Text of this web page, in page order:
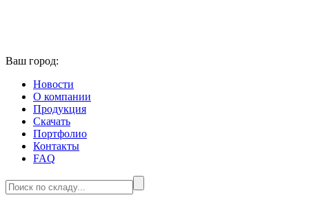
Ваш город:
Новости
О компании
Продукция
Скачать
Портфолио
Контакты
FAQ